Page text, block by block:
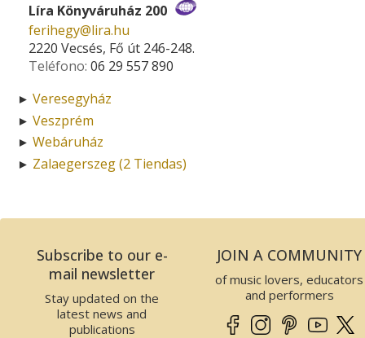
Líra Könyváruház 200
ferihegy­@­lira.hu
2220 Vecsés, Fő út 246-248.
Teléfono: 06 29 557 890
► Veresegyház
► Veszprém
► Webáruház
► Zalaegerszeg (2 Tiendas)
Subscribe to our e-
mail newsletter
Stay updated on the
latest news and
publications
JOIN A COMMUNITY
of music lovers, educators
and performers